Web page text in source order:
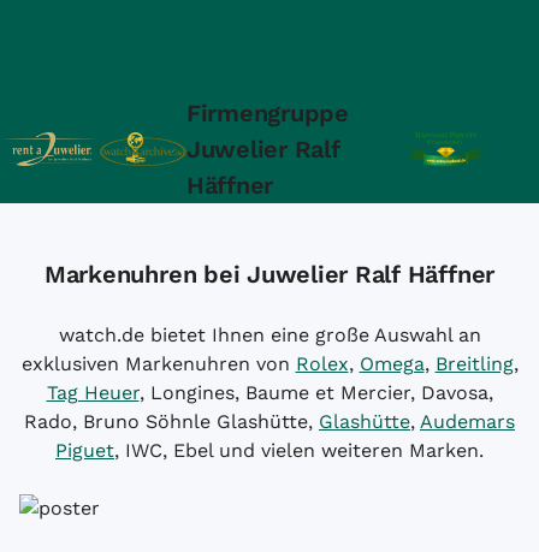
Firmengruppe
Juwelier Ralf
Häffner
Markenuhren bei Juwelier Ralf Häffner
watch.de bietet Ihnen eine große Auswahl an
exklusiven Markenuhren von Rolex, Omega, Breitling,
Tag Heuer, Longines, Baume et Mercier, Davosa,
Rado, Bruno Söhnle Glashütte, Glashütte, Audemars
Piguet, IWC, Ebel und vielen weiteren Marken.